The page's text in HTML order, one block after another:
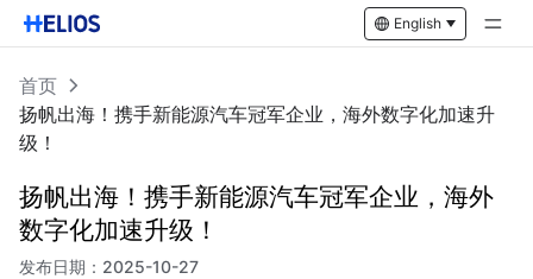
English
首页
扬帆出海！携手新能源汽车冠军企业，海外数字化加速升
级！
扬帆出海！携手新能源汽车冠军企业，海外
数字化加速升级！
发布日期： 2025-10-27